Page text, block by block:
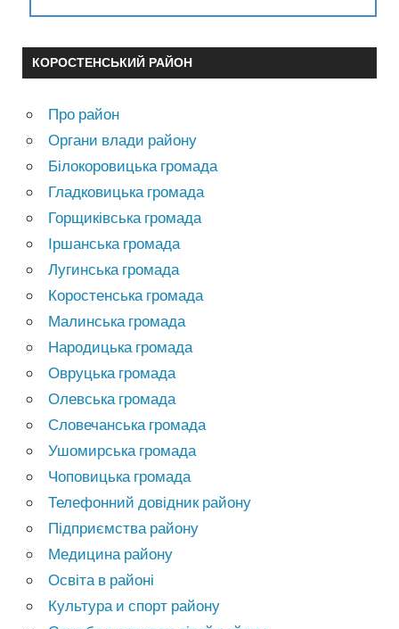
КОРОСТЕНСЬКИЙ РАЙОН
Про район
Органи влади району
Білокоровицька громада
Гладковицька громада
Горщиківська громада
Іршанська громада
Лугинська громада
Коростенська громада
Малинська громада
Народицька громада
Овруцька громада
Олевська громада
Словечанська громада
Ушомирська громада
Чоповицька громада
Телефонний довідник району
Підприємства району
Медицина району
Освіта в районі
Культура и спорт району